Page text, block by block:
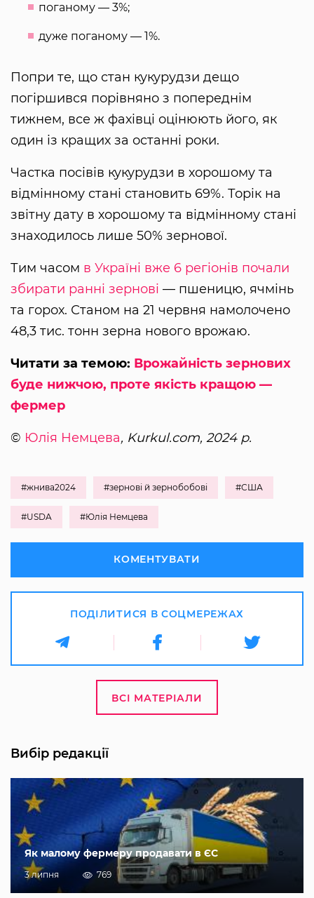
поганому — 3%;
дуже поганому — 1%.
Попри те, що стан кукурудзи дещо
погіршився порівняно з попереднім
тижнем, все ж фахівці оцінюють його, як
один із кращих за останні роки.
Частка посівів кукурудзи в хорошому та
відмінному стані становить 69%. Торік на
звітну дату в хорошому та відмінному стані
знаходилось лише 50% зернової.
Тим часом в Україні вже 6 регіонів почали
збирати ранні зернові — пшеницю, ячмінь
та горох. Станом на 21 червня намолочено
48,3 тис. тонн зерна нового врожаю.
Читати за темою: Врожайність зернових
буде нижчою, проте якість кращою —
фермер
© Юлія Немцева, Kurkul.com, 2024 р.
#жнива2024 #зернові й зернобобові #США
#USDA #Юлія Немцева
КОМЕНТУВАТИ
ПОДІЛИТИСЯ В СОЦМЕРЕЖАХ
ВСІ МАТЕРІАЛИ
Вибір редакції
Як малому фермеру продавати в ЄС
3 липня 769